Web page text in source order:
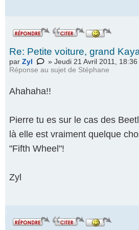
.
Re: Petite voiture, grand
par Zyl
» Jeudi 21 Avril 2011, 18:36
Réponse au sujet de Stéphane
Ahahaha!!
Pierre tu es sur le cas des
là elle est vraiment quelque
"Fifth Wheel"!
Zyl
.